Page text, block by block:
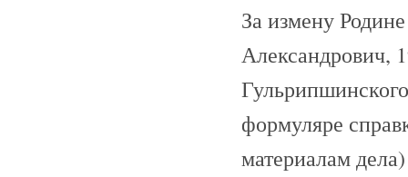
За измену
Александрович,
формуляре
материалам